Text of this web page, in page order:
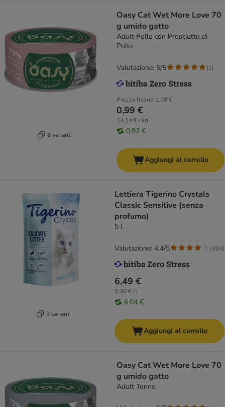
6 varianti
Oasy Cat Wet More Love 70
g umido gatto
Adult Pollo con Prosciutto di
Pollo
Prezzo listino 1,09 €
0,99 €
14,14 € / kg
0,93 €
Valutazione: 5/5 (1)
Aggiungi al carrello
3 varianti
Lettiera Tigerino Crystals
Classic Sensitive (senza
profumo)
5 l
6,49 €
1,30 € / l
6,04 €
Valutazione: 4.4/5 (394)
Aggiungi al carrello
Oasy Cat Wet More Love 70
g umido gatto
Adult Tonno